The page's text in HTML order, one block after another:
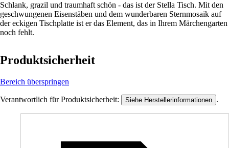
Schlank, grazil und traumhaft schön - das ist der Stella Tisch. Mit den
geschwungenen Eisenstäben und dem wunderbaren Sternmosaik auf
der eckigen Tischplatte ist er das Element, das in Ihrem Märchengarten
noch fehlt.
Produktsicherheit
Bereich überspringen
Verantwortlich für Produktsicherheit: Siehe Herstellerinformationen .